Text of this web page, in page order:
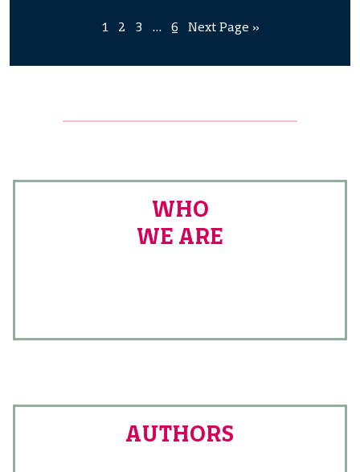
1 2 3 … 6 Next Page »
WHO
WE ARE
AUTHORS